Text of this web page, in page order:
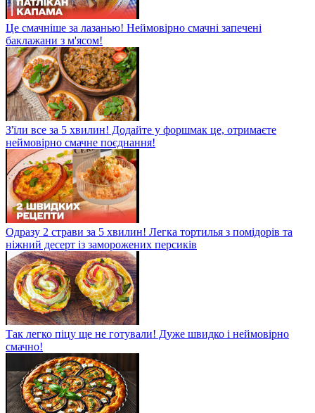
Це смачніше за лазанью! Неймовірно смачні запечені
баклажани з м'ясом!
З'їли все за 5 хвилин! Додайте у форшмак це, отримаєте
неймовірно смачне поєднання!
Одразу 2 страви за 5 хвилин! Легка тортилья з помідорів та
ніжний десерт із заморожених персиків
Так легко піцу ще не готували! Дуже швидко і неймовірно
смачно!